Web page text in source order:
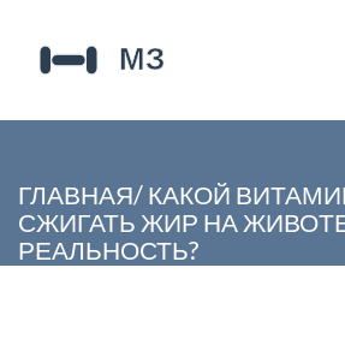
ГЛАВНАЯ/ КАКОЙ
СЖИГАТЬ ЖИР НА
РЕАЛЬНОСТЬ?